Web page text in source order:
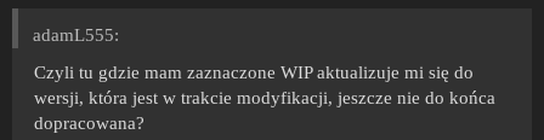
adamL555:
Czyli tu gdzie mam zaznaczone WIP aktualizuje mi się do
wersji, która jest w trakcie modyfikacji, jeszcze nie do końca
dopracowana?